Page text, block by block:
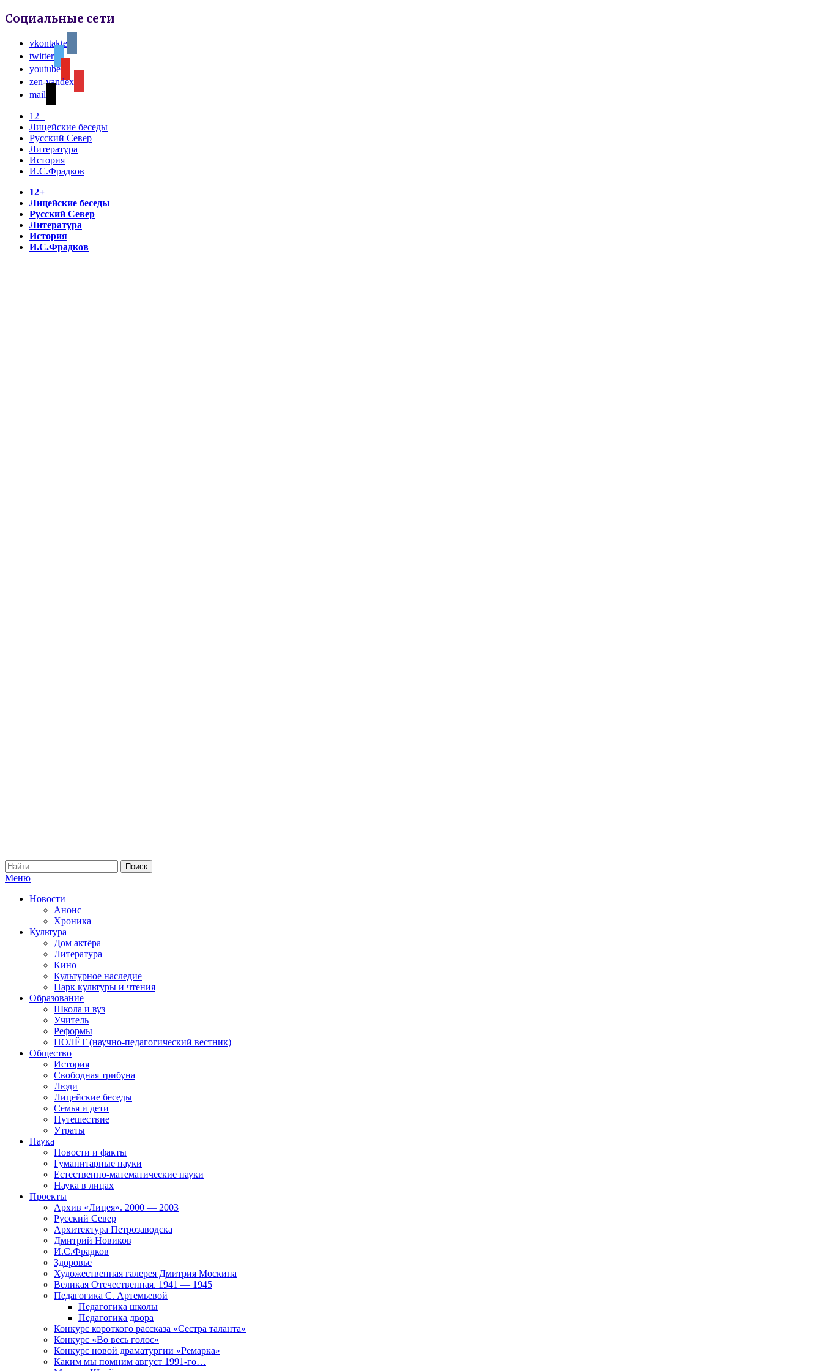
Социальные сети
vkontakte
twitter
youtube
zen-yandex
mail
12+
Лицейские беседы
Русский Север
Литература
История
И.С.Фрадков
12+
Лицейские беседы
Русский Север
Литература
История
И.С.Фрадков
Меню
Новости
Анонс
Хроника
Культура
Дом актёра
Литература
Кино
Культурное наследие
Парк культуры и чтения
Образование
Школа и вуз
Учитель
Реформы
ПОЛЁТ (научно-педагогический вестник)
Общество
История
Свободная трибуна
Люди
Лицейские беседы
Семья и дети
Путешествие
Утраты
Наука
Новости и факты
Гуманитарные науки
Естественно-математические науки
Наука в лицах
Проекты
Архив «Лицея». 2000 — 2003
Русский Север
Архитектура Петрозаводска
Дмитрий Новиков
И.С.Фрадков
Здоровье
Художественная галерея Дмитрия Москина
Великая Отечественная. 1941 — 1945
Педагогика С. Артемьевой
Педагогика школы
Педагогика двора
Конкурс короткого рассказа «Сестра таланта»
Конкурс «Во весь голос»
Конкурс новой драматургии «Ремарка»
Каким мы помним август 1991-го…